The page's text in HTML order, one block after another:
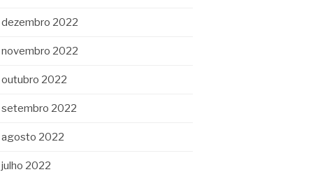
dezembro 2022
novembro 2022
outubro 2022
setembro 2022
agosto 2022
julho 2022